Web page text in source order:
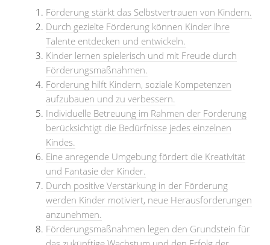
Förderung stärkt das Selbstvertrauen von Kindern.
Durch gezielte Förderung können Kinder ihre
Talente entdecken und entwickeln.
Kinder lernen spielerisch und mit Freude durch
Förderungsmaßnahmen.
Förderung hilft Kindern, soziale Kompetenzen
aufzubauen und zu verbessern.
Individuelle Betreuung im Rahmen der Förderung
berücksichtigt die Bedürfnisse jedes einzelnen
Kindes.
Eine anregende Umgebung fördert die Kreativität
und Fantasie der Kinder.
Durch positive Verstärkung in der Förderung
werden Kinder motiviert, neue Herausforderungen
anzunehmen.
Förderungsmaßnahmen legen den Grundstein für